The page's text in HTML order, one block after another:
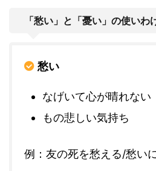
「愁い」と「憂い」の使いわ
愁い
なげいて心が晴れない
もの悲しい気持ち
例：友の死を愁える/愁い